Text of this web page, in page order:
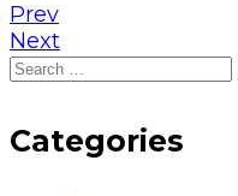
Prev
Next
Search
Categories